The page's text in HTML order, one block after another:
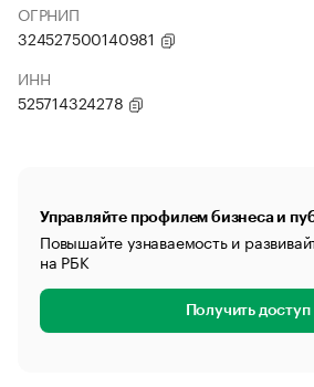
ОГРНИП
324527500140981
ИНН
525714324278
Управляйте профилем бизнеса и
Повышайте узнаваемость и
на РБК
Получить доступ